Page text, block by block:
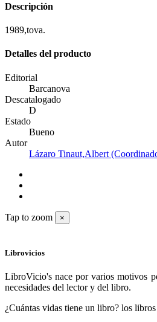
Descripción
1989,tova.
Detalles del producto
Editorial
Barcanova
Descatalogado
D
Estado
Bueno
Autor
Lázaro Tinaut,Albert
Tap to zoom ×
Librovicios
LibroVicio's nace por varios motivos
necesidades del lector y del libro.
¿Cuántas vidas tiene un libro? los